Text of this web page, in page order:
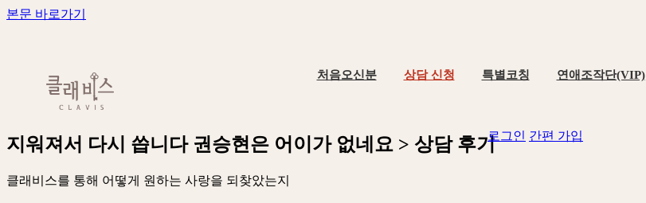
본문 바로가기
처음오신분 상담 신청 특별코칭 연애조작단(VIP)
로그인 간편 가입
지 워 져 서 다시 씁니 다 권 승현은 어 이 가 없네 요 > 상담 후기
클래 비 스를 통해 어 떻게 원하는 사랑을 되 찾았는지